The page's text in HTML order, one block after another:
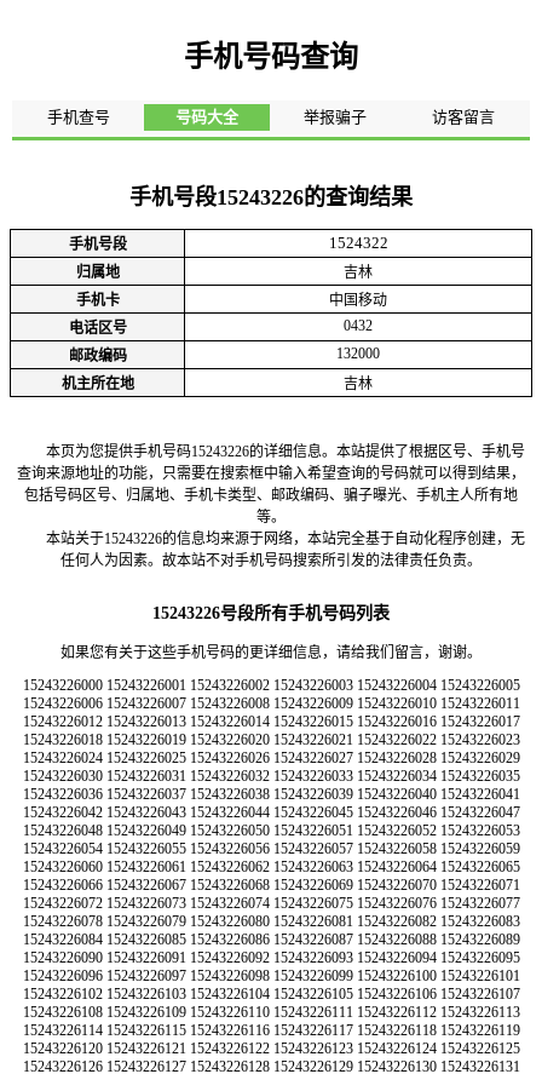
手机号码查询
手机查号 号码大全 举报骗子 访客留言
手机号段15243226的查询结果
手机号段 1524322
归属地
吉林
手机卡
中国移动
电话区号
0432
邮政编码
132000
机主所在地
吉林
本页为您提供手机号码15243226的详细信息。本站提供了根据区号、手机号
查询来源地址的功能，只需要在搜索框中输入希望查询的号码就可以得到结果，
包括号码区号、归属地、手机卡类型、邮政编码、骗子曝光、手机主人所有地
等。
本站关于15243226的信息均来源于网络，本站完全基于自动化程序创建，无
任何人为因素。故本站不对手机号码搜索所引发的法律责任负责。
15243226号段所有手机号码列表
如果您有关于这些手机号码的更详细信息，请给我们留言，谢谢。
15243226000 15243226001 15243226002 15243226003 15243226004 15243226005 15243226006 15243226007 15243226008 15243226009 15243226010 15243226011 15243226012 15243226013 15243226014 15243226015 15243226016 15243226017 15243226018 15243226019 15243226020 15243226021 15243226022 15243226023 15243226024 15243226025 15243226026 15243226027 15243226028 15243226029 15243226030 15243226031 15243226032 15243226033 15243226034 15243226035 15243226036 15243226037 15243226038 15243226039 15243226040 15243226041 15243226042 15243226043 15243226044 15243226045 15243226046 15243226047 15243226048 15243226049 15243226050 15243226051 15243226052 15243226053 15243226054 15243226055 15243226056 15243226057 15243226058 15243226059 15243226060 15243226061 15243226062 15243226063 15243226064 15243226065 15243226066 15243226067 15243226068 15243226069 15243226070 15243226071 15243226072 15243226073 15243226074 15243226075 15243226076 15243226077 15243226078 15243226079 15243226080 15243226081 15243226082 15243226083 15243226084 15243226085 15243226086 15243226087 15243226088 15243226089 15243226090 15243226091 15243226092 15243226093 15243226094 15243226095 15243226096 15243226097 15243226098 15243226099 15243226100 15243226101 15243226102 15243226103 15243226104 15243226105 15243226106 15243226107 15243226108 15243226109 15243226110 15243226111 15243226112 15243226113 15243226114 15243226115 15243226116 15243226117 15243226118 15243226119 15243226120 15243226121 15243226122 15243226123 15243226124 15243226125 15243226126 15243226127 15243226128 15243226129 15243226130 15243226131 15243226132 15243226133 15243226134 15243226135 15243226136 15243226137 15243226138 15243226139 15243226140 15243226141 15243226142 15243226143 15243226144 15243226145 15243226146 15243226147 15243226148 15243226149 15243226150 15243226151 15243226152 15243226153 15243226154 15243226155 15243226156 15243226157 15243226158 15243226159 15243226160 15243226161 15243226162 15243226163 15243226164 15243226165 15243226166 15243226167 15243226168 15243226169 15243226170 15243226171 15243226172 15243226173 15243226174 15243226175 15243226176 15243226177 15243226178 15243226179 15243226180 15243226181 15243226182 15243226183 15243226184 15243226185 15243226186 15243226187 15243226188 15243226189 15243226190 15243226191 15243226192 15243226193 15243226194 15243226195 15243226196 15243226197 15243226198 15243226199 15243226200 15243226201 15243226202 15243226203 15243226204 15243226205 15243226206 15243226207 15243226208 15243226209 15243226210 15243226211 15243226212 15243226213 15243226214 15243226215 15243226216 15243226217 15243226218 15243226219 15243226220 15243226221 15243226222 15243226223 15243226224 15243226225 15243226226 15243226227 15243226228 15243226229 15243226230 15243226231 15243226232 15243226233 15243226234 15243226235 15243226236 15243226237 15243226238 15243226239 15243226240 15243226241 15243226242 15243226243 15243226244 15243226245 15243226246 15243226247 15243226248 15243226249 15243226250 15243226251 15243226252 15243226253 15243226254 15243226255 15243226256 15243226257 15243226258 15243226259 15243226260 15243226261 15243226262 15243226263 15243226264 15243226265 15243226266 15243226267 15243226268 15243226269 15243226270 15243226271 15243226272 15243226273 15243226274 15243226275 15243226276 15243226277 15243226278 15243226279 15243226280 15243226281 15243226282 15243226283 15243226284 15243226285 15243226286 15243226287 15243226288 15243226289 15243226290 15243226291 15243226292 15243226293 15243226294 15243226295 15243226296 15243226297 15243226298 15243226299 15243226300 15243226301 15243226302 15243226303 15243226304 15243226305 15243226306 15243226307 15243226308 15243226309 15243226310 15243226311 15243226312 15243226313 15243226314 15243226315 15243226316 15243226317 15243226318 15243226319 15243226320 15243226321 15243226322 15243226323 15243226324 15243226325 15243226326 15243226327 15243226328 15243226329 15243226330 15243226331 15243226332 15243226333 15243226334 15243226335 15243226336 15243226337 15243226338 15243226339 15243226340 15243226341 15243226342 15243226343 15243226344 15243226345 15243226346 15243226347 15243226348 15243226349 15243226350 15243226351 15243226352 15243226353 15243226354 15243226355 15243226356 15243226357 15243226358 15243226359 15243226360 15243226361 15243226362 15243226363 15243226364 15243226365 15243226366 15243226367 15243226368 15243226369 15243226370 15243226371 15243226372 15243226373 15243226374 15243226375 15243226376 15243226377 15243226378 15243226379 15243226380 15243226381 15243226382 15243226383 15243226384 15243226385 15243226386 15243226387 15243226388 15243226389 15243226390 15243226391 15243226392 15243226393 15243226394 15243226395 15243226396 15243226397 15243226398 15243226399 15243226400 15243226401 15243226402 15243226403 15243226404 15243226405 15243226406 15243226407 15243226408 15243226409 15243226410 15243226411 15243226412 15243226413 15243226414 15243226415 15243226416 15243226417 15243226418 15243226419 15243226420 15243226421 15243226422 15243226423 15243226424 15243226425 15243226426 15243226427 15243226428 15243226429 15243226430 15243226431 15243226432 15243226433 15243226434 15243226435 15243226436 15243226437 15243226438 15243226439 15243226440 15243226441 15243226442 15243226443 15243226444 15243226445 15243226446 15243226447 15243226448 15243226449 15243226450 15243226451 15243226452 15243226453 15243226454 15243226455 15243226456 15243226457 15243226458 15243226459 15243226460 15243226461 15243226462 15243226463 15243226464 15243226465 15243226466 15243226467 15243226468 15243226469 15243226470 15243226471 15243226472 15243226473 15243226474 15243226475 15243226476 15243226477 15243226478 15243226479 15243226480 15243226481 15243226482 15243226483 15243226484 15243226485 15243226486 15243226487 15243226488 15243226489 15243226490 15243226491 15243226492 15243226493 15243226494 15243226495 15243226496 15243226497 15243226498 15243226499 15243226500 15243226501 15243226502 15243226503 15243226504 15243226505 15243226506 15243226507 15243226508 15243226509 15243226510 15243226511 15243226512 15243226513 15243226514 15243226515 15243226516 15243226517 15243226518 15243226519 15243226520 15243226521 15243226522 15243226523 15243226524 15243226525 15243226526 15243226527 15243226528 15243226529 15243226530 15243226531 15243226532 15243226533 15243226534 15243226535 15243226536 15243226537 15243226538 15243226539 15243226540 15243226541 15243226542 15243226543 15243226544 15243226545 15243226546 15243226547 15243226548 15243226549 15243226550 15243226551 15243226552 15243226553 15243226554 15243226555 15243226556 15243226557 15243226558 15243226559 15243226560 15243226561 15243226562 15243226563 15243226564 15243226565 15243226566 15243226567 15243226568 15243226569 15243226570 15243226571 15243226572 15243226573 15243226574 15243226575 15243226576 15243226577 15243226578 15243226579 15243226580 15243226581 15243226582 15243226583 15243226584 15243226585 15243226586 15243226587 15243226588 15243226589 15243226590 15243226591 15243226592 15243226593 15243226594 15243226595 15243226596 15243226597 15243226598 15243226599 15243226600 15243226601 15243226602 15243226603 15243226604 15243226605 15243226606 15243226607 15243226608 15243226609 15243226610 15243226611 15243226612 15243226613 15243226614 15243226615 15243226616 15243226617 15243226618 15243226619 15243226620 15243226621 15243226622 15243226623 15243226624 15243226625 15243226626 15243226627 15243226628 15243226629 15243226630 15243226631 15243226632 15243226633 15243226634 15243226635 15243226636 15243226637 15243226638 15243226639 15243226640 15243226641 15243226642 15243226643 15243226644 15243226645 15243226646 15243226647 15243226648 15243226649 15243226650 15243226651 15243226652 15243226653 15243226654 15243226655 15243226656 15243226657 15243226658 15243226659 15243226660 15243226661 15243226662 15243226663 15243226664 15243226665 15243226666 15243226667 15243226668 15243226669 15243226670 15243226671 15243226672 15243226673 15243226674 15243226675 15243226676 15243226677 15243226678 15243226679 15243226680 15243226681 15243226682 15243226683 15243226684 15243226685 15243226686 15243226687 15243226688 15243226689 15243226690 15243226691 15243226692 15243226693 15243226694 15243226695 15243226696 15243226697 15243226698 15243226699 15243226700 15243226701 15243226702 15243226703 15243226704 15243226705 15243226706 15243226707 15243226708 15243226709 15243226710 15243226711 15243226712 15243226713 15243226714 15243226715 15243226716 15243226717 15243226718 15243226719 15243226720 15243226721 15243226722 15243226723 15243226724 15243226725 15243226726 15243226727 15243226728 15243226729 15243226730 15243226731 15243226732 15243226733 15243226734 15243226735 15243226736 15243226737 15243226738 15243226739 15243226740 15243226741 15243226742 15243226743 15243226744 15243226745 15243226746 15243226747 15243226748 15243226749 15243226750 15243226751 15243226752 15243226753 15243226754 15243226755 15243226756 15243226757 15243226758 15243226759 15243226760 15243226761 15243226762 15243226763 15243226764 15243226765 15243226766 15243226767 15243226768 15243226769 15243226770 15243226771 15243226772 15243226773 15243226774 15243226775 15243226776 15243226777 15243226778 15243226779 15243226780 15243226781 15243226782 15243226783 15243226784 15243226785 15243226786 15243226787 15243226788 15243226789 15243226790 15243226791 15243226792 15243226793 15243226794 15243226795 15243226796 15243226797 15243226798 15243226799 15243226800 15243226801 15243226802 15243226803 15243226804 15243226805 15243226806 15243226807 15243226808 15243226809 15243226810 15243226811 15243226812 15243226813 15243226814 15243226815 15243226816 15243226817 15243226818 15243226819 15243226820 15243226821 15243226822 15243226823 15243226824 15243226825 15243226826 15243226827 15243226828 15243226829 15243226830 15243226831